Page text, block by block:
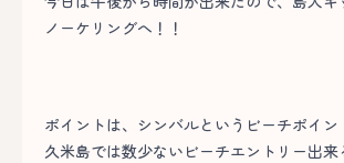
ノーケリングへ！！
ポイントは、シンバルというビーチポイン
久米島では数少ないビーチエントリー出来